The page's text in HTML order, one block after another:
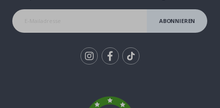
ABONNIEREN